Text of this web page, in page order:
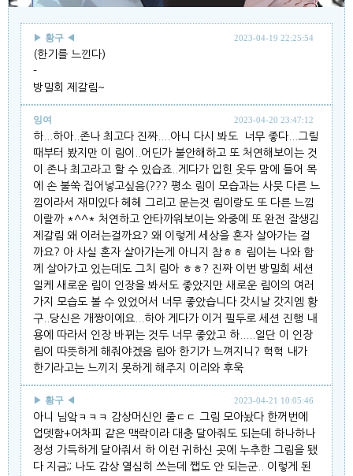
▶ 황구 ◀ 2023-04-19 22:25:54
(한기를 느낀다)
-
방밀회 제갈림~
잉여 2023-04-20 23:47:12
하...하아..존나 최고다 진짜....아니 다시 봐도 너무 좋다...그릴
때부터 봤지만 이 림이..어딘가 불안해하고 또 처연해보이는 것
이 존나 최고라고 할 수 있습죠..게다가 입힌 옷두 맘에 들어 목
에 손 불쑥 집어넣고싶음(??? 평소 림이 모습과는 사뭇 다른 느
낌이라서 재미있다 헤헤 그리고 문는것 림이랑도 또 다른 느낌
이랄까 *^^* 처연하고 안타까워보이는 와중에 또 완전 잘생김
제갈림 왜 이러는걸까요? 왜 이렇게 세상을 혼자 살아가는 걸
까요? 아 사실 혼자 살아가는게 아니지 참ㅎㅎ 림이는 나와 함
께 살아가고 있는데도 그치 림아 ㅎㅎ? 진짜 이번 방밀회 세션
일케 새로운 림이 인장을 봐서도 좋았지만 새로운 림이의 여러
가지 모습도 볼 수 있었어서 너무 좋았습니다 갓시날 갓지엠 황
구..당신은 개짱이에요...하아 게다가 이거 필두로 세션 진행 내
용에 따라서 인장 바뀌는 것두 너무 좋았고 하.....일단 이 인장
림이 따뜻하게 해줘야겠음 림아 한기가 느껴지니? 헉헉 내가
한기라고는 느끼지 못하게 해주지 이리와 후욱
▶ 황구 ◀ 2023-04-21 10:05:46
아니 님앜ㅋㅋㅋ 감상머신인 줄ㄷㄷ 그림 모아놨다 한꺼번에
업뎃함+어차피 같은 맥락이라 대충 달아줘도 되는데 하나하나
정성 가득하게 달아줘서 하 이런 귀하신 곳에 누추한 그림을 됐
다 지금;; 나도 감상 열심히 쓰는데 쨉도 안 되는군.. 이렇게 된